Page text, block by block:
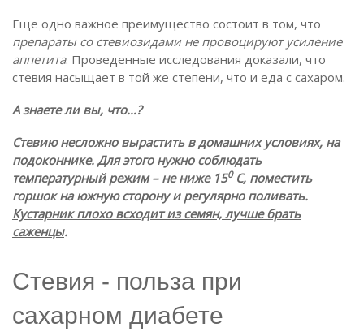
Еще одно важное преимущество состоит в том, что
препараты со стевиозидами не провоцируют усиление
аппетита. Проведенные исследования доказали, что
стевия насыщает в той же степени, что и еда с сахаром.
А знаете ли вы, что…?
Стевию несложно вырастить в домашних условиях, на
подоконнике. Для этого нужно соблюдать
температурный режим – не ниже 150 C, поместить
горшок на южную сторону и регулярно поливать.
Кустарник плохо всходит из семян, лучше брать
саженцы.
Стевия - польза при
сахарном диабете